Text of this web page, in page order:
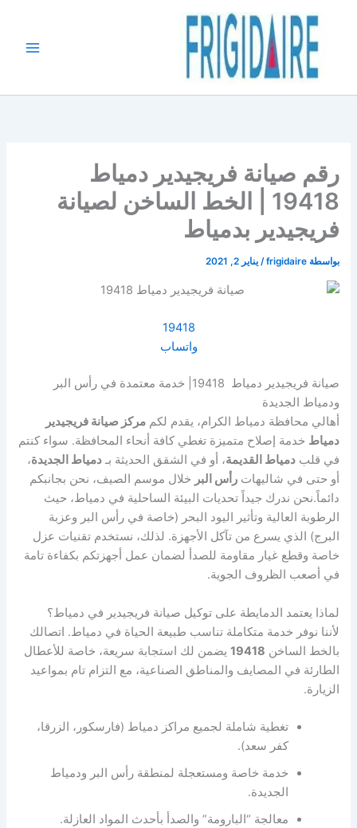
المحتوى
رقم صيانة فريجيدير دمياط
19418 | الخط الساخن لصيانة
فريجيدير بدمياط
بواسطة frigidaire
/يناير 2, 2021
19418
واتساب
صيانة فريجيدير دمياط 19418| خدمة معتمدة في رأس البر
ودمياط الجديدة
أهالي محافظة دمياط الكرام، يقدم لكممركز صيانة فريجيدير
دمياط خدمة إصلاح متميزة تغطي كافة أنحاء المحافظة. سواء كنتم
في قلبدمياط القديمة، أو في الشقق الحديثة بـدمياط الجديدة،
أو حتى في شاليهاترأس البر خلال موسم الصيف، نحن بجانبكم
دائماً.نحن ندرك جيداً تحديات البيئة الساحلية في دمياط، حيث
الرطوبة العالية وتأثير اليود البحر (خاصة في رأس البر وعزبة
البرج) الذي يسرع من تآكل الأجهزة. لذلك، نستخدم تقنيات عزل
خاصة وقطع غيار مقاومة للصدأ لضمان عمل أجهزتكم بكفاءة تامة
في أصعب الظروف الجوية.
لماذا يعتمد الدمايطة على توكيل صيانة فريجيدير في دمياط؟
لأننا نوفر خدمة متكاملة تناسب طبيعة الحياة في دمياط. اتصالك
بالخط الساخن 19418 يضمن لك استجابة سريعة، خاصة للأعطال
الطارئة في المصايف والمناطق الصناعية، مع التزام تام بمواعيد
الزيارة.
تغطية شاملة لجميع مراكز دمياط (فارسكور، الزرقا،
كفر سعد).
خدمة خاصة ومستعجلة لمنطقة رأس البر ودمياط
الجديدة.
معالجة “البارومة” والصدأ بأحدث المواد العازلة.